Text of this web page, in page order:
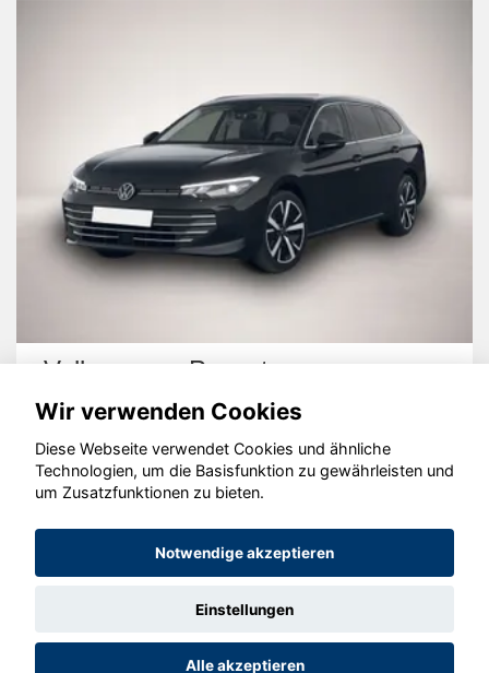
Volkswagen Passat
© konjunkturmotor.de GmbH 2020 - 2026
Wir verwenden Cookies
Diese Webseite verwendet Cookies und ähnliche
Technologien, um die Basisfunktion zu gewährleisten und
um Zusatzfunktionen zu bieten.
Notwendige akzeptieren
Einstellungen
Alle akzeptieren